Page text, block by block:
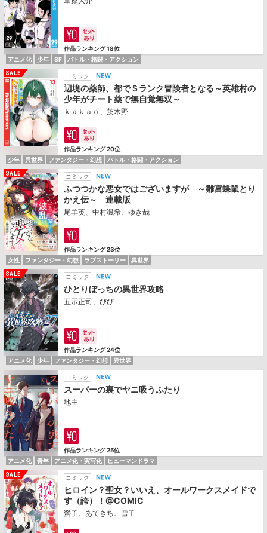
作品ランキング 18位
アニメ化
少年 SF バトル・格闘・アクション
コミック
辺境の薬師、都でＳランク冒険者となる～英雄村の
少年がチート薬で無自覚無双～
ｋａｋａｏ、茨木野
作品ランキング 20位
少年
異世界 ファンタジー・幻想 バトル・格闘・アクション
コミック
ふつつかな悪女ではございますが ～雛宮蝶鼠とり
かえ伝～ 連載版
尾羊英、中村颯希、ゆき哉
作品ランキング 23位
女性
ファンタジー・幻想 ラブストーリー 異世界
コミック
ひとりぼっちの異世界攻略
五示正司、びび
作品ランキング 24位
アニメ化
少年 ファンタジー・幻想 異世界
コミック
スーパーの裏でヤニ吸うふたり
地主
作品ランキング 25位
アニメ化
青年 アニメ化・実写化 ヒューマンドラマ
コミック
ヒロイン？聖女？いいえ、オールワークスメイドで
す（誇）！@COMIC
螢子、あてきち、雪子